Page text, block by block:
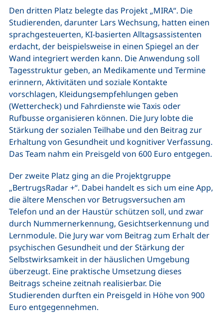
Den dritten Platz belegte das Projekt „MIRA“. Die
Studierenden, darunter Lars Wechsung, hatten einen
sprachgesteuerten, KI-basierten Alltagsassistenten
erdacht, der beispielsweise in einen Spiegel an der
Wand integriert werden kann. Die Anwendung soll
Tagesstruktur geben, an Medikamente und Termine
erinnern, Aktivitäten und soziale Kontakte
vorschlagen, Kleidungsempfehlungen geben
(Wettercheck) und Fahrdienste wie Taxis oder
Rufbusse organisieren können. Die Jury lobte die
Stärkung der sozialen Teilhabe und den Beitrag zur
Erhaltung von Gesundheit und kognitiver Verfassung.
Das Team nahm ein Preisgeld von 600 Euro entgegen.
Der zweite Platz ging an die Projektgruppe
„BertrugsRadar +“. Dabei handelt es sich um eine App,
die ältere Menschen vor Betrugsversuchen am
Telefon und an der Haustür schützen soll, und zwar
durch Nummernerkennung, Gesichtserkennung und
Lernmodule. Die Jury war vom Beitrag zum Erhalt der
psychischen Gesundheit und der Stärkung der
Selbstwirksamkeit in der häuslichen Umgebung
überzeugt. Eine praktische Umsetzung dieses
Beitrags scheine zeitnah realisierbar. Die
Studierenden durften ein Preisgeld in Höhe von 900
Euro entgegennehmen.